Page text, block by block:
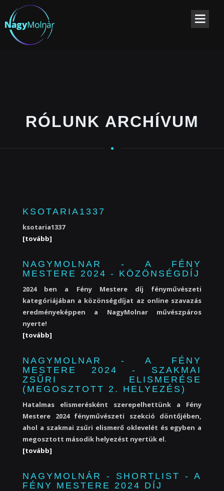
RÓLUNK ARCHÍVUM
KSOTARIA1337
ksotaria1337
[tovább]
NAGYMOLNAR - A FÉNY
MESTERE 2024 - KÖZÖNSÉGDÍJ
2024 ben a Fény Mestere díj fényművészeti
kategóriájában a közönségdíjat az online szavazás
eredményeképpen a NagyMolnar művészpáros
nyerte!
[tovább]
NAGYMOLNAR - A FÉNY
MESTERE 2024 - SZAKMAI
ZSŰRI ELISMERÉSE
(MEGOSZTOTT 2. HELYEZÉS)
Hatalmas elismerésként szerepelhettünk a Fény
Mestere 2024 fényművészeti szekció döntőjében,
ahol a szakmai zsűri elismerő oklevelét és egyben a
megosztott második helyezést nyertük el.
[tovább]
NAGYMOLNÁR - SHORTLIST - A
FÉNY MESTERE 2024 DÍJ